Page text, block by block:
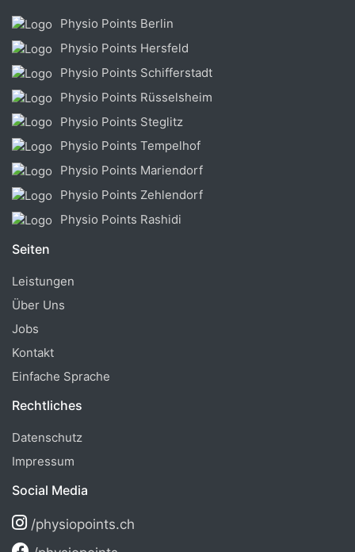
Physio Points Berlin
Physio Points Hersfeld
Physio Points Schifferstadt
Physio Points Rüsselsheim
Physio Points Steglitz
Physio Points Tempelhof
Physio Points Mariendorf
Physio Points Zehlendorf
Physio Points Rashidi
Seiten
Leistungen
Über Uns
Jobs
Kontakt
Einfache Sprache
Rechtliches
Datenschutz
Impressum
Social Media
/physiopoints.ch